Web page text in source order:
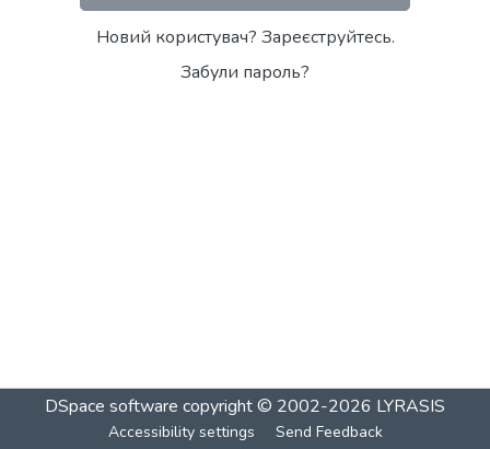
Новий користувач? Зареєструйтесь.
Забули пароль?
DSpace software copyright © 2002-2026 LYRASIS
Accessibility settings Send Feedback